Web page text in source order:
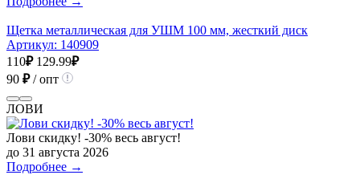
Щетка металлическая для УШМ 100 мм, жесткий диск
Артикул: 140909
110₽ 129.99₽
90 ₽/ опт
ЛОВИ
Лови скидку! -30% весь август!
до 31 августа 2026
Подробнее →